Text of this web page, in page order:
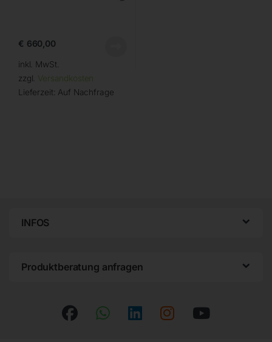
€ 660,00
inkl. MwSt.
zzgl. Versandkosten
Lieferzeit: Auf Nachfrage
INFOS
Produktberatung anfragen